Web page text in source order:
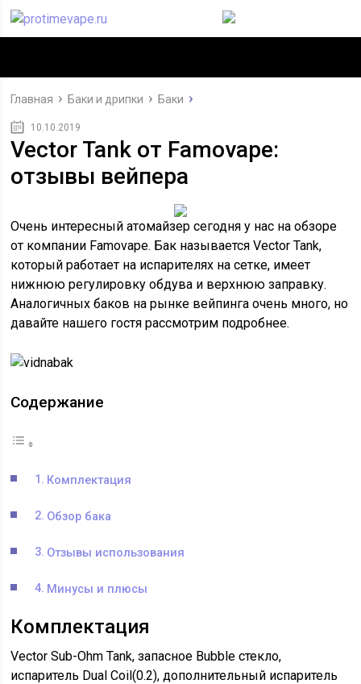
Главная Баки и дрипки Баки
10.10.2019
Vector Tank от Famovape:
отзывы вейпера
Очень интересный атомайзер сегодня у нас на обзоре
от компании Famovape. Бак называется Vector Tank,
который работает на испарителях на сетке, имеет
нижнюю регулировку обдува и верхнюю заправку.
Аналогичных баков на рынке вейпинга очень много, но
давайте нашего гостя рассмотрим подробнее.
Содержание
Комплектация
Обзор бака
Отзывы использования
Минусы и плюсы
Комплектация
Vector Sub-Ohm Tank, запасное Bubble стекло,
испаритель Dual Coil(0.2), дополнительный испаритель